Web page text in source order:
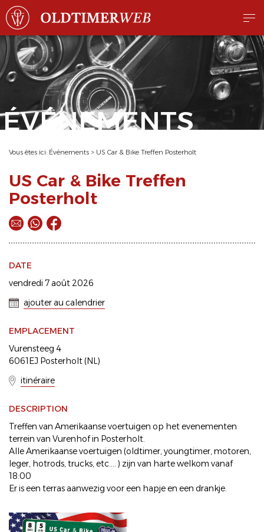
ÉVÉNEMENTS
Vous êtes ici: Événements > US Car & Bike Treffen Posterholt
US Car & Bike Treffen
Posterholt
DATE
vendredi 7 août 2026
ajouter au calendrier
EMPLACEMENT
Vurensteeg 4
6061EJ Posterholt (NL)
itinéraire
DESCRIPTION
Treffen van Amerikaanse voertuigen op het evenementen
terrein van Vurenhof in Posterholt.
Alle Amerikaanse voertuigen (oldtimer, youngtimer, motoren,
leger, hotrods, trucks, etc.... ) zijn van harte welkom vanaf
18:00
Er is een terras aanwezig voor een hapje en een drankje.